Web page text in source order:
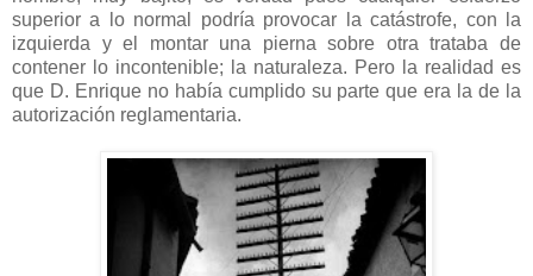
superior a lo normal podría provocar la catástrofe, con la
izquierda y el montar una pierna sobre otra trataba de
contener lo incontenible; la naturaleza. Pero la realidad es
que D. Enrique no había cumplido su parte que era la de la
autorización reglamentaria.